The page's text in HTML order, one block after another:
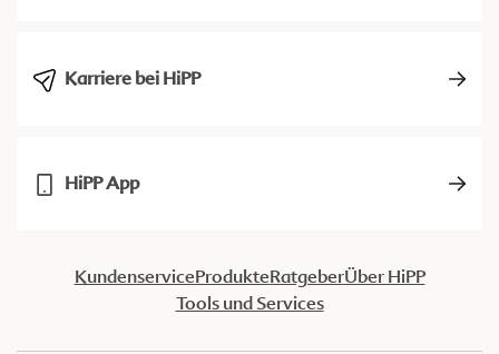
Karriere bei HiPP
HiPP App
KundenserviceProdukteRatgeberÜber HiPP
Tools und Services